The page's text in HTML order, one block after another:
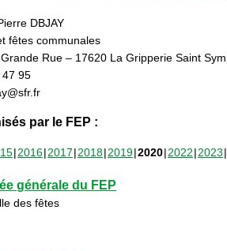
DBJAY
fêtes communales
Rue – 17620 La Gripperie Saint
47 95
par le FEP :
2016 2017 2018 2019 2020 2022 2023
générale du FEP
des fêtes